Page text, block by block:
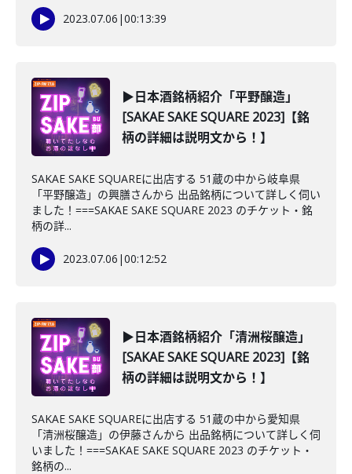
2023.07.06 |00:13:39
▶日本酒銘柄紹介「平野醸造」
[SAKAE SAKE SQUARE 2023]【銘
柄の詳細は説明文から！】
SAKAE SAKE SQUAREに出店する 51蔵の中から岐阜県
「平野醸造」の興膳さんから 出品銘柄について詳しく伺い
ました！===SAKAE SAKE SQUARE 2023 のチケット・銘
柄の詳...
2023.07.06 |00:12:52
▶日本酒銘柄紹介「清洲桜醸造」
[SAKAE SAKE SQUARE 2023]【銘
柄の詳細は説明文から！】
SAKAE SAKE SQUAREに出店する 51蔵の中から愛知県
「清洲桜醸造」の伊藤さんから 出品銘柄について詳しく伺
いました！===SAKAE SAKE SQUARE 2023 のチケット・
銘柄の...